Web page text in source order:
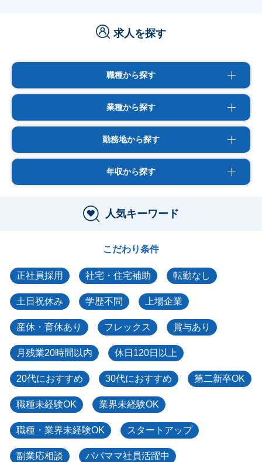
求人を探す
職種から探す
業種から探す
勤務地から探す
年収から探す
人気キーワード
こだわり条件
正社員採用 社宅・住宅補助 転勤なし
土日祝休み 学歴不問 上場企業
産休・育休あり フレックス 賞与あり
月残業20時間以内 休日120日以上
20代におすすめ 30代におすすめ 第二新卒OK
職種未経験OK 業界未経験OK
職種・業界未経験OK スタートアップ
副業応相談 パパママ社員活躍中